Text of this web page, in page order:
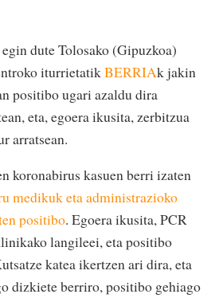
dute Tolosako (Gipuzkoa)
iturrietatikBERRIAk jakin
positibo ugari azaldu dira
eta, egoera ikusita, zerbitzua
arratsean.
koronabirus kasuen berri izaten
medikuk eta administrazioko
positibo. Egoera ikusita, PCR
langileei, eta positibo
katea ikertzen ari dira, eta
dizkiete berriro, positibo gehiago